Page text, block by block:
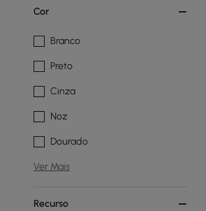
Cor
Branco
Preto
Cinza
Noz
Dourado
Ver Mais
Recurso